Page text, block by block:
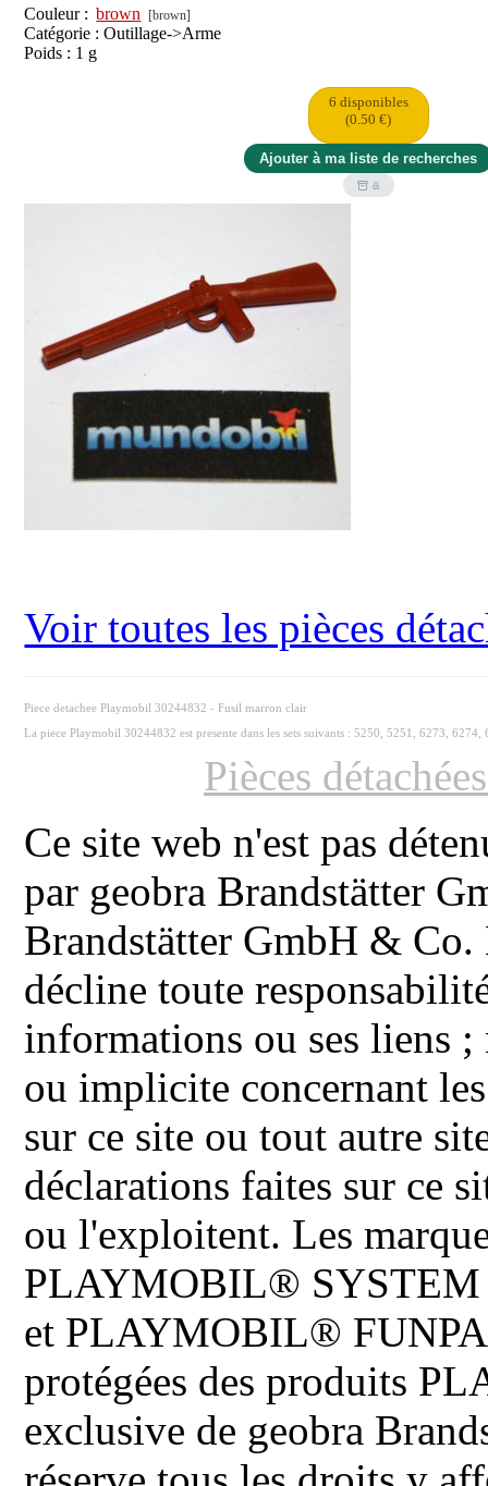
Couleur : brown [brown]
Catégorie : Outillage->Arme
Poids : 1 g
6 disponibles
(0.50 €)
Voir toutes les pièces
Piece detachee Playmobil 30244832 - Fusil marron clair
La piece Playmobil 30244832 est presente dans les sets suivants : 5250, 5251, 6273,
Pièces
Ce site web n'est pas
par geobra Brandstätter
Brandstätter GmbH & Co.
décline toute
informations ou ses liens ;
ou implicite concernant
sur ce site ou tout autre
déclarations faites sur ce
ou l'exploitent. Les
PLAYMOBIL®
et PLAYMOBIL®
protégées des produits
exclusive de geobra